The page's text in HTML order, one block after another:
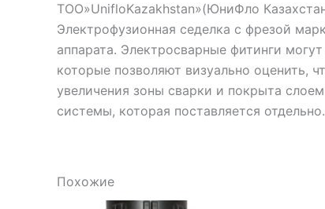
ТОО»UnifloKazakhstan»(ЮниФло
Электрофузионная седелка с фрезой
аппарата. Электросварные фитинги
которые позволяют визуально оценить,
увеличения зоны сварки и покрыта
системы, которая поставляется отдельно.
Похожие